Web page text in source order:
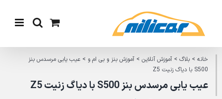
content
خانه> بلاگ> آموزش آنلاین> آموزش بنز و بی ام و > عیب یابی مرسدس بنز
S500 با دیاگ زنیت Z5
عیب یابی مرسدس بنز S500 با دیاگ زنیت Z5